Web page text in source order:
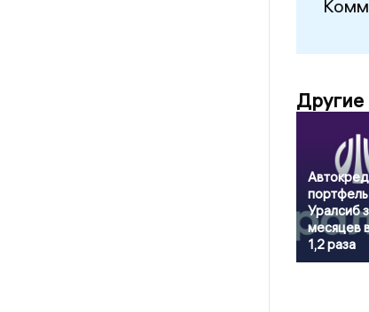
Уралсиб
месяцев
1,2 раза